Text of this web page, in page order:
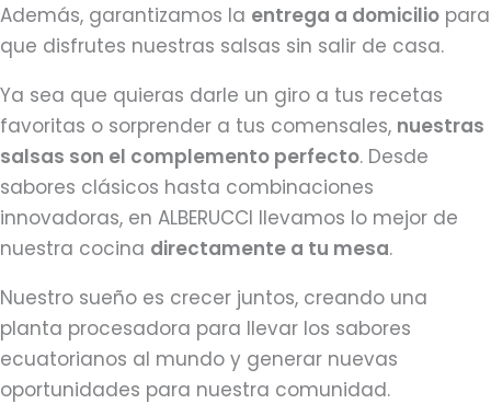
Además, garantizamos la entrega a domicilio para
que disfrutes nuestras salsas sin salir de casa.
Ya sea que quieras darle un giro a tus recetas
favoritas o sorprender a tus comensales, nuestras
salsas son el complemento perfecto. Desde
sabores clásicos hasta combinaciones
innovadoras, en ALBERUCCI llevamos lo mejor de
nuestra cocina directamente a tu mesa.
Nuestro sueño es crecer juntos, creando una
planta procesadora para llevar los sabores
ecuatorianos al mundo y generar nuevas
oportunidades para nuestra comunidad.